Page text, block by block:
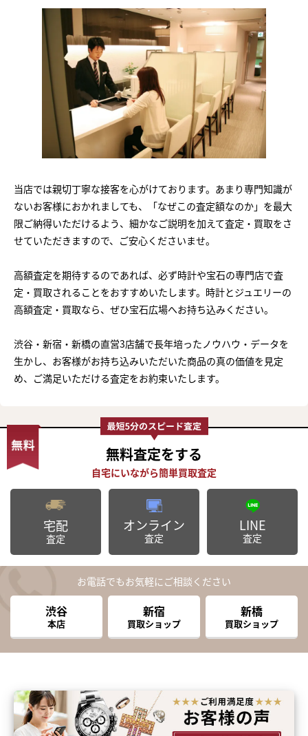
当店では親切丁寧な接客を心がけております。あまり専門知識が
ないお客様におかれましても、「なぜこの査定額なのか」を最大
限ご納得いただけるよう、細かなご説明を加えて査定・買取をさ
せていただきますので、ご安心くださいませ。
高額査定を期待するのであれば、必ず時計や宝石の専門店で査
定・買取されることをおすすめいたします。時計とジュエリーの
高額査定・買取なら、ぜひ宝石広場へお持ち込みください。
渋谷・新宿・新橋の直営3店舗で長年培ったノウハウ・データを
生かし、お客様がお持ち込みいただいた商品の真の価値を見定
め、ご満足いただける査定をお約束いたします。
無料査定をする
宅配
査定
オンライン
査定
LINE
査定
お電話でもお気軽にご相談ください
渋谷
本店
新宿
買取ショップ
新橋
買取ショップ